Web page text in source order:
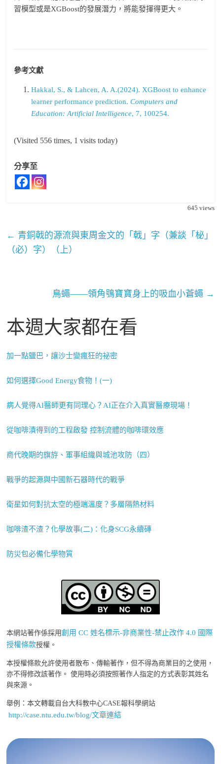
習模型或是XGBoost的發展潛力，將能發揮得更大。
參考文獻
Hakkal, S., & Lahcen, A. A.(2024). XGBoost to enhance
learner performance prediction.Computers and
Education: Artificial Intelligence, 7, 100254.
(Visited 556 times, 1 visits today)
分享至
645 views
← 青銅戟的源流與東周金文的「戟」字（兼談「柲」
（必）字）（上）
鳥蠅——領角鴞寶寶身上的吸血小蒼蠅 →
本週大家都在看
加一點鹽巴，讓沙士變瘋狂的祕密
如何選擇Good Energy食物！(一)
病人覺得AI醫師更有同理心？AI正在介入真實醫療現場！
從咖啡漬得到的工程啟發 控制流體的咖啡環效應
商代晚期的旗斿、軍事組織與城池攻防（四）
戰爭的起源與中國新石器時代的戰爭
衛星如何對抗太空的極端溫度？多層隔熱材料
咖啡渣不渣？化學故事(二)：化身SCG永續磚
防災包必備化學物質
本網站著作係採用創用 CC 姓名標示-非商業性-禁止改作 4.0 國際
授權條款授權。
本授權條款允許使用者散布、傳輸著作，但不得為商業目的之使用，
亦不得修改該著作。 使用時必須按照著作人指定的方式表彰其姓名
與來源。
舉例：本文轉載自台大科教中心CASE報科學網站
http://case.ntu.edu.tw/blog/文章連結